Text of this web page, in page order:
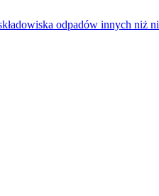
odpadów innych niż